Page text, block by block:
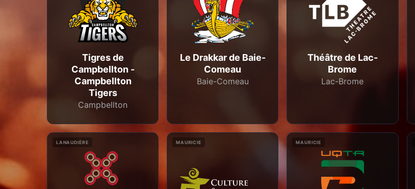
Tigres de
Campbellton -
Campbellton
Tigers
Campbellton
Le Drakkar de Baie-
Comeau
Baie-Comeau
Théâtre de Lac-
Brome
Lac-Brome
LANAUDIÈRE MAURICIE MAURICIE